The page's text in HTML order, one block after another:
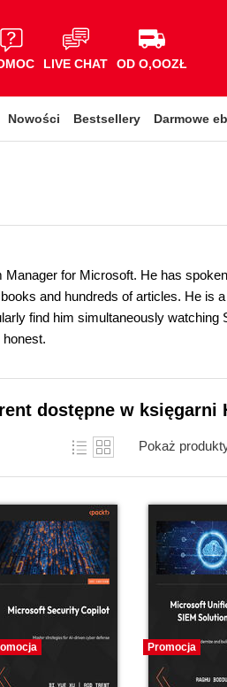
LIVE CHAT OD O,OOZŁ
Nowości Bestsellery Darmowe
Manager for Microsoft. He has
and hundreds of articles. He is
find him simultaneously
honest.
dostępne w księgarni
Pokaż
Promocja